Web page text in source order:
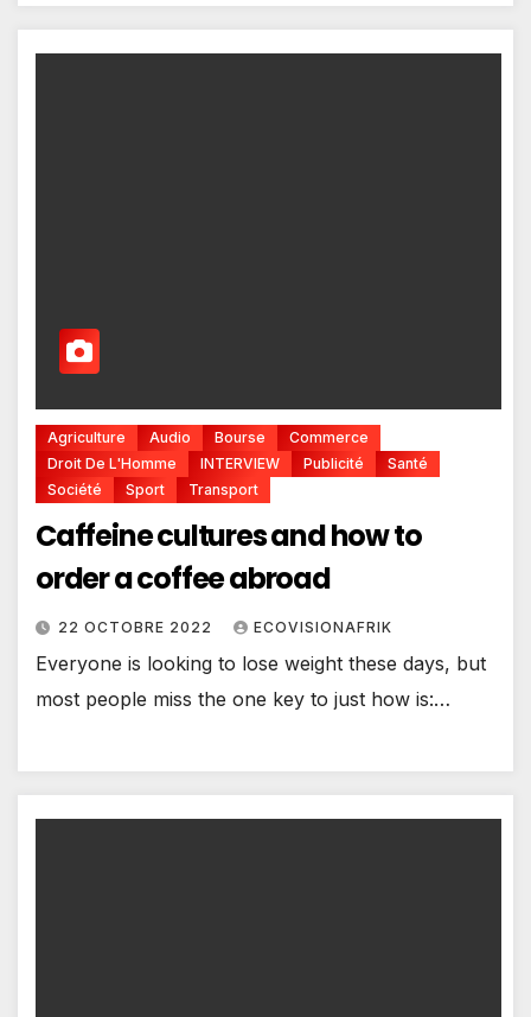
Agriculture Audio Bourse
Commerce
Droit De L'Homme
INTERVIEW Publicité
Santé
Société
Sport Transport
Caffeine cultures and how to
order a coffee abroad
22 OCTOBRE 2022 ECOVISIONAFRIK
Everyone is looking to lose weight these days, but
most people miss the one key to just how is:…